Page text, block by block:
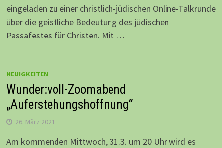
eingeladen zu einer christlich-jüdischen Online-Talkrunde
über die geistliche Bedeutung des jüdischen
Passafestes für Christen. Mit …
NEUIGKEITEN
Wunder:voll-Zoomabend
„Auferstehungshoffnung“
26. März 2021
Am kommenden Mittwoch, 31.3. um 20 Uhr wird es